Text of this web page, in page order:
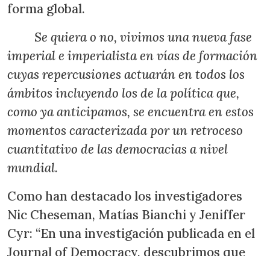
forma global.
Se quiera o no, vivimos una nueva fase
imperial e imperialista en vías de formación
cuyas repercusiones actuarán en todos los
ámbitos incluyendo los de la política que,
como ya anticipamos, se encuentra en estos
momentos caracterizada por un retroceso
cuantitativo de las democracias a nivel
mundial.
Como han destacado los investigadores
Nic Cheseman, Matías Bianchi y Jeniffer
Cyr: “En una investigación publicada en el
Journal of Democracy, descubrimos que